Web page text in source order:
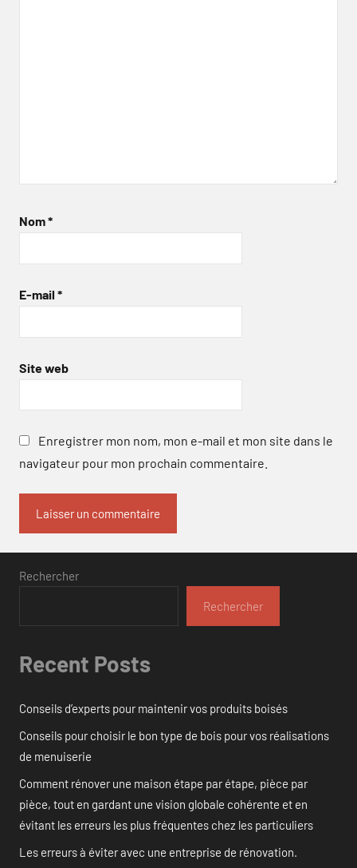
Nom*
E-mail *
Site web
Enregistrer mon nom, mon e-mail et mon site dans le
navigateur pour mon prochain commentaire.
Rechercher
Rechercher
Recent Posts
Conseils d’experts pour maintenir vos produits boisés
Conseils pour choisir le bon type de bois pour vos réalisations
de menuiserie
Comment rénover une maison étape par étape, pièce par
pièce, tout en gardant une vision globale cohérente et en
évitant les erreurs les plus fréquentes chez les particuliers
Les erreurs à éviter avec une entreprise de rénovation.